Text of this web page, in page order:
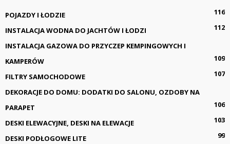
POJAZDY I ŁODZIE
116
INSTALACJA WODNA DO JACHTÓW I ŁODZI
112
INSTALACJA GAZOWA DO PRZYCZEP KEMPINGOWYCH I
KAMPERÓW
109
FILTRY SAMOCHODOWE
107
DEKORACJE DO DOMU: DODATKI DO SALONU, OZDOBY NA
PARAPET
106
DESKI ELEWACYJNE, DESKI NA ELEWACJE
103
DESKI PODŁOGOWE LITE
99